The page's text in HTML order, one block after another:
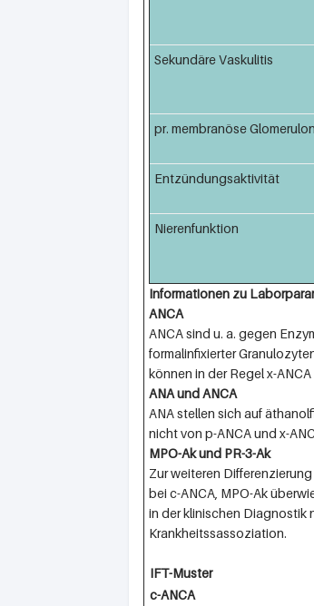
Sekundäre Vaskulitis
pr. membranöse
Entzündungsaktivität
Nierenfunktion
Informationen zu
ANCA
ANCA sind u. a. gegen
formalinfixierter
können in der Regel x-
ANA und ANCA
ANA stellen sich auf
nicht von p-ANCA und x-
MPO-Ak und PR-3-Ak
Zur weiteren
bei c-ANCA, MPO-Ak
in der klinischen Diagnostik
Krankheitssassoziation.
IFT-Muster
c-ANCA